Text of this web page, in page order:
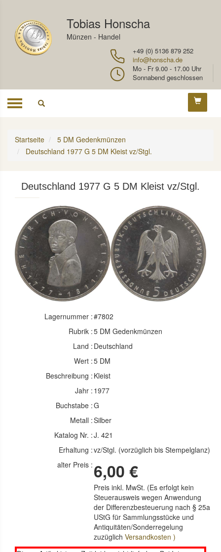
Tobias Honscha
Münzen - Handel
+49 (0) 5136 879 252
info@honscha.de
Mo - Fr 9.00 - 17.00 Uhr
Sonnabend geschlossen
Toggle
Startseite
5 DM Gedenkmünzen
Deutschland 1977 G 5 DM Kleist vz/Stgl.
Deutschland 1977 G 5 DM Kleist vz/Stgl.
Lagernummer :#7802
Rubrik :5 DM Gedenkmünzen
Land : Deutschland
Wert :5 DM
Beschreibung : Kleist
Jahr : 1977
Buchstabe :G
Metall :Silber
Katalog Nr. :J. 421
Erhaltung :vz/Stgl. (vorzüglich bis Stempelglanz)
alter Preis : 6,00 €
Preis inkl. MwSt. (Es erfolgt kein
Steuerausweis wegen Anwendung
der Differenzbesteuerung nach § 25a
UStG für Sammlungsstücke und
Antiquitäten/Sonderregelung
zuzüglichVersandkosten )